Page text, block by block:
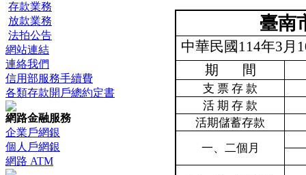
存款業務
放款業務
法拍公告
網站連結
連絡我們
信用部服務手續費
各類存款開戶總約定書
網路金融服務
企業戶網銀
個人戶網銀
網路 ATM
臺南
中華民國 114年3月
期 間
支 票 存 款
活 期 存 款
活期儲蓄存款
一、二個月